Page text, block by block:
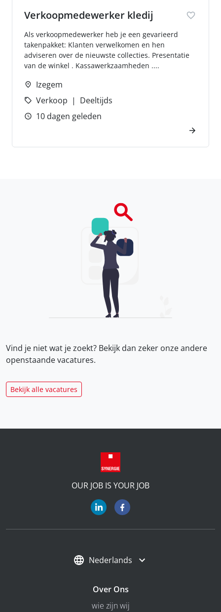
Verkoopmedewerker kledij
Als verkoopmedewerker heb je een gevarieerd
takenpakket: Klanten verwelkomen en hen
adviseren over de nieuwste collecties. Presentatie
van de winkel . Kassawerkzaamheden ....
Izegem
Verkoop
Deeltijds
10 dagen geleden
Vind je niet wat je zoekt? Bekijk dan zeker onzeandere
openstaande vacatures.
Bekijk alle vacatures
OUR JOB IS YOUR JOB
Nederlands
Over Ons
wie zijn wij